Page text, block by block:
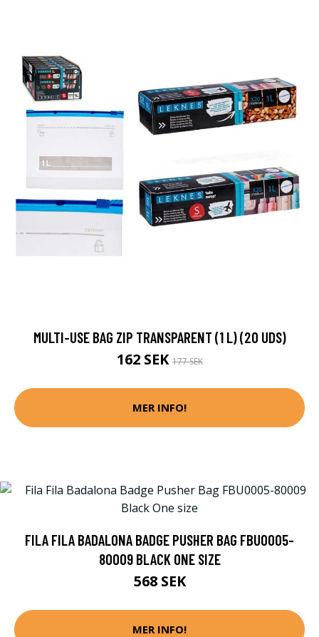
MULTI-USE BAG ZIP TRANSPARENT (1 L) (20 UDS)
162 SEK177 SEK
MER INFO!
FILA FILA BADALONA BADGE PUSHER BAG FBU0005-
80009 BLACK ONE SIZE
568 SEK
MER INFO!